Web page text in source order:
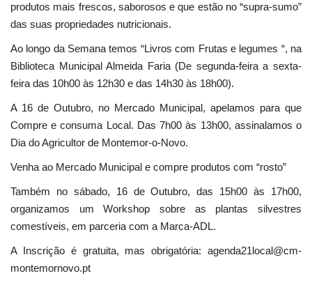
produtos mais frescos, saborosos e que estão no “supra-sumo”
das suas propriedades nutricionais.
Ao longo da Semana temos “Livros com Frutas e legumes “, na
Biblioteca Municipal Almeida Faria (De segunda-feira a sexta-
feira das 10h00 às 12h30 e das 14h30 às 18h00).
A 16 de Outubro, no Mercado Municipal, apelamos para que
Compre e consuma Local. Das 7h00 às 13h00, assinalamos o
Dia do Agricultor de Montemor-o-Novo.
Venha ao Mercado Municipal e compre produtos com “rosto”
Também no sábado, 16 de Outubro, das 15h00 às 17h00,
organizamos um Workshop sobre as plantas silvestres
comestíveis, em parceria com a Marca-ADL.
A Inscrição é gratuita, mas obrigatória: agenda21local@cm-
montemornovo.pt